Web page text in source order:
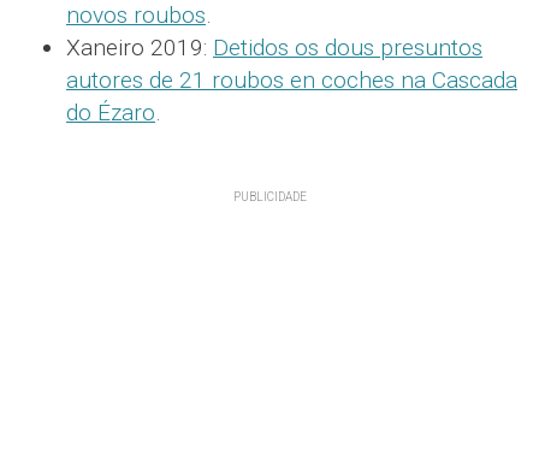
novos roubos.
Xaneiro 2019: Detidos os dous presuntos
autores de 21 roubos en coches na Cascada
do Ézaro.